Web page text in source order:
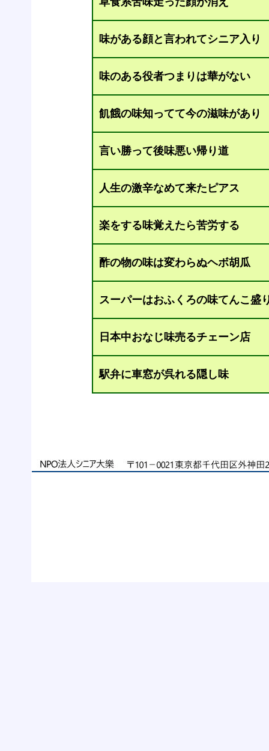
味がある顔と言われてシニア入り
味のある役者つまりは華がない
飢餓の味知ってて今の滋味があり
言い勝って後味悪い帰り道
人生の激辛なめて来たピアス
楽をする味覚えたら苦労する
酢の物の味は変わらぬヘボ胡瓜
スーパーはおふくろの味てんこ盛
日本中おなじ味売るチェーン店
駅弁に車窓が呉れる隠し味